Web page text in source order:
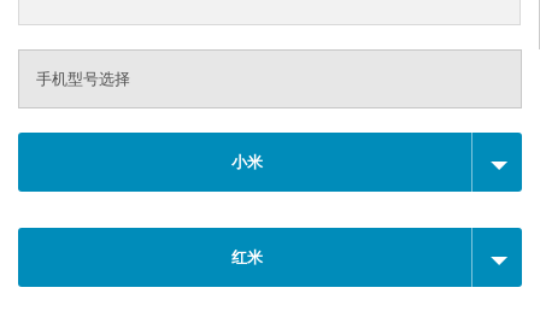
手机型号选择
小米
红米